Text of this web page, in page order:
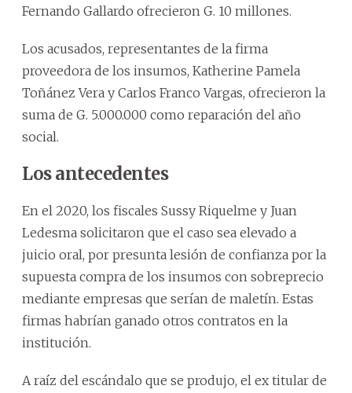
Fernando Gallardo ofrecieron G. 10 millones.
Los acusados, representantes de la firma
proveedora de los insumos, Katherine Pamela
Toñánez Vera y Carlos Franco Vargas, ofrecieron la
suma de G. 5.000.000 como reparación del año
social.
Los antecedentes
En el 2020, los fiscales Sussy Riquelme y Juan
Ledesma solicitaron que el caso sea elevado a
juicio oral, por presunta lesión de confianza por la
supuesta compra de los insumos con sobreprecio
mediante empresas que serían de maletín. Estas
firmas habrían ganado otros contratos en la
institución.
A raíz del escándalo que se produjo, el ex titular de